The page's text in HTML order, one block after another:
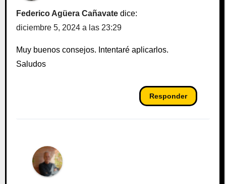
Federico Agüera Cañavate dice:
diciembre 5, 2024 a las 23:29
Muy buenos consejos. Intentaré aplicarlos.
Saludos
Responder